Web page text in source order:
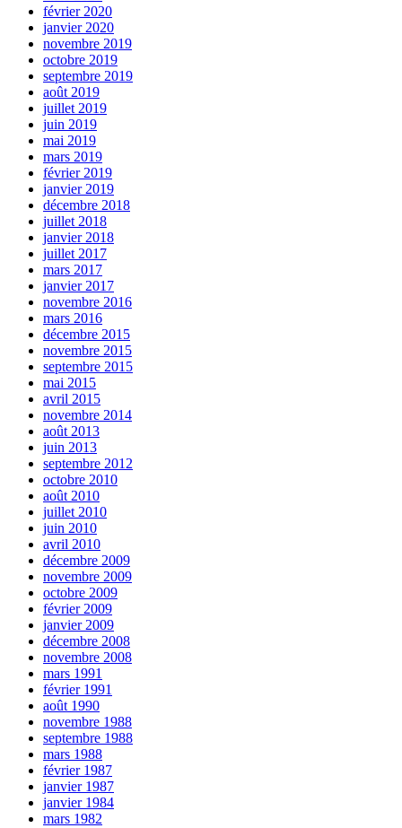
février 2020
janvier 2020
novembre 2019
octobre 2019
septembre 2019
août 2019
juillet 2019
juin 2019
mai 2019
mars 2019
février 2019
janvier 2019
décembre 2018
juillet 2018
janvier 2018
juillet 2017
mars 2017
janvier 2017
novembre 2016
mars 2016
décembre 2015
novembre 2015
septembre 2015
mai 2015
avril 2015
novembre 2014
août 2013
juin 2013
septembre 2012
octobre 2010
août 2010
juillet 2010
juin 2010
avril 2010
décembre 2009
novembre 2009
octobre 2009
février 2009
janvier 2009
décembre 2008
novembre 2008
mars 1991
février 1991
août 1990
novembre 1988
septembre 1988
mars 1988
février 1987
janvier 1987
janvier 1984
mars 1982